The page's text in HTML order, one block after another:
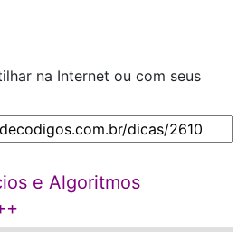
na Internet ou com seus
e Algoritmos